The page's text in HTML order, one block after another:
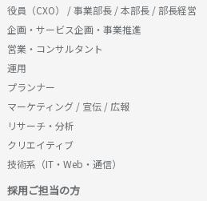
役員（CXO） / 事業部長 / 本部長 / 部長経営
企画・サービス企画・事業推進
営業・コンサルタント
運用
プランナー
マーケティング / 宣伝 / 広報
リサーチ・分析
クリエイティブ
技術系（IT・Web・通信）
採用ご担当の方